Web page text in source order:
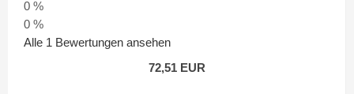
0 %
0 %
Alle 1 Bewertungen ansehen
72,51 EUR